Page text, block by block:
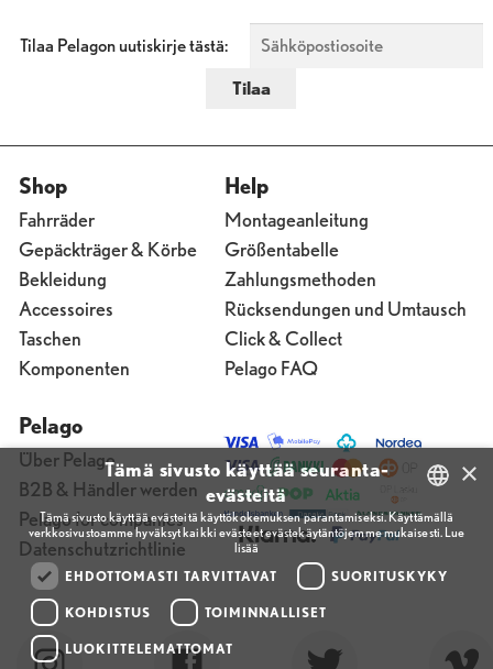
Tilaa Pelagon uutiskirje tästä:
Shop
Fahrräder
Gepäckträger & Körbe
Bekleidung
Accessoires
Taschen
Komponenten
Help
Montageanleitung
Größentabelle
Zahlungsmethoden
Rücksendungen und Umtausch
Click & Collect
Pelago FAQ
Pelago
Über Pelago
B2B & Händler werden
Pelago for companies
Datenschutzrichtlinie
FINNISH
ENGLISH
×
Tämä sivusto käyttää seuranta-
evästeitä
Tämä sivusto käyttää evästeitä käyttökokemuksen parantamiseksi. Käyttämällä
verkkosivustoamme hyväksyt kaikki evästeet evästekäytäntöjemme mukaisesti. Lue
lisää
EHDOTTOMASTI TARVITTAVAT
SUORITUSKYKY
KOHDISTUS TOIMINNALLISET
LUOKITTELEMATTOMAT